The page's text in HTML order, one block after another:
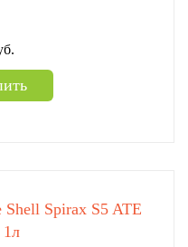
Spirax S5 ATE
1л